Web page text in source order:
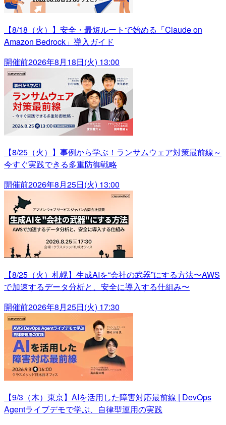
【8/18（火）】安全・最短ルートで始める「Claude on
Amazon Bedrock」導入ガイド
開催前2026年8月18日(火) 13:00
【8/25（火）】事例から学ぶ！ランサムウェア対策最前線～
今すぐ実践できる多重防御戦略
開催前2026年8月25日(火) 13:00
【8/25（火）札幌】生成AIを“会社の武器”にする方法〜AWS
で加速するデータ分析と、安全に導入する仕組み〜
開催前2026年8月25日(火) 17:30
【9/3（木）東京】AIを活用した障害対応最前線 | DevOps
Agentライブデモで学ぶ、自律型運用の実践